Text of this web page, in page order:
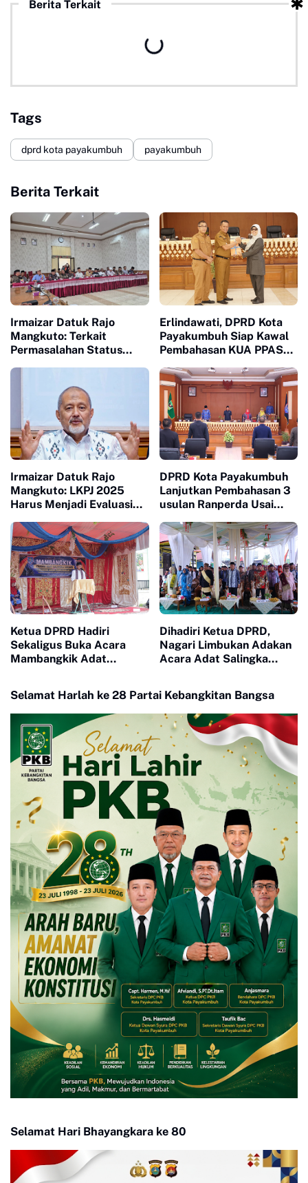
Berita Terkait
Tags
dprd kota payakumbuh payakumbuh
Berita Terkait
Irmaizar Datuk Rajo
Mangkuto: Terkait
Permasalahan Status
Pasar Payakumbuh, DPRD
Siap Memfasilitasi Pihak
Terkait Untuk Duduk Satu
Meja Mencari Jalan
Terbaik
Erlindawati, DPRD Kota
Payakumbuh Siap Kawal
Pembahasan KUA PPAS
Irmaizar Datuk Rajo
Mangkuto: LKPJ 2025
Harus Menjadi Evaluasi
Lesunya Ekonomi
Masyarakat
DPRD Kota Payakumbuh
Lanjutkan Pembahasan 3
usulan Ranperda Usai
Walikota Atas Pandangan
Fraksi fraksi
Ketua DPRD Hadiri
Sekaligus Buka Acara
Mambangkik Adat
Dihadiri Ketua DPRD,
Nagari Limbukan Adakan
Acara Adat Salingka
Selamat Harlah ke 28 Partai Kebangkitan Bangsa
Selamat Hari Bhayangkara ke 80